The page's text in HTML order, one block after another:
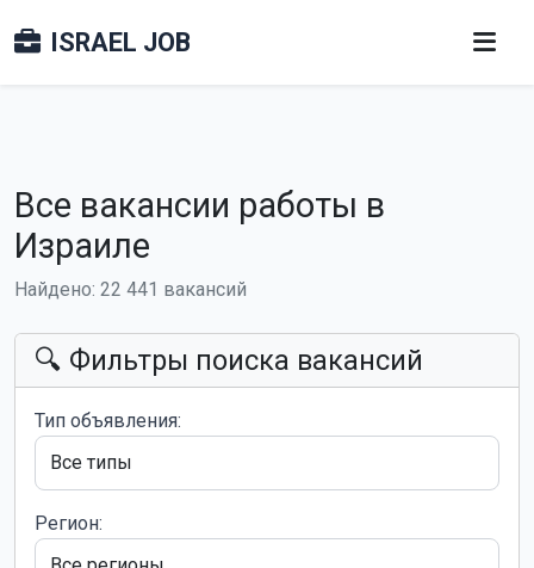
ISRAEL JOB
Все вакансии работы в
Израиле
Найдено: 22 441 вакансий
🔍 Фильтры поиска вакансий
Тип объявления:
Регион: